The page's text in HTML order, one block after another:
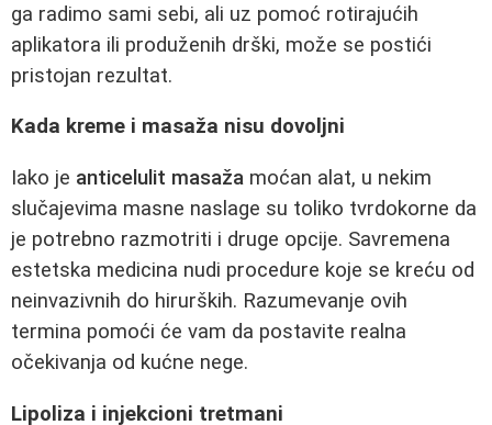
ga radimo sami sebi, ali uz pomoć rotirajućih
aplikatora ili produženih drški, može se postići
pristojan rezultat.
Kada kreme i masaža nisu dovoljni
Iako je anticelulit masaža moćan alat, u nekim
slučajevima masne naslage su toliko tvrdokorne da
je potrebno razmotriti i druge opcije. Savremena
estetska medicina nudi procedure koje se kreću od
neinvazivnih do hirurških. Razumevanje ovih
termina pomoći će vam da postavite realna
očekivanja od kućne nege.
Lipoliza i injekcioni tretmani